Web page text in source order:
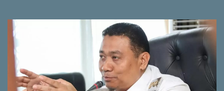
Soccer, Batu Belah, Kecamatan Kampar, Kamis (23/7/2026),
menjadi ajang mempererat silaturahmi sekaligus menjaga
kebugaran jasmani bagi Aparatur Sipil Negara (ASN) dan PPPK di
lingkungan Pemerintah Kabupaten Kampar. Sejak peluit awal
dibunyikan yang dipimpin wasit Profesional Salis tersebut, kedua
tim langsung menampilkan permainan atraktif. Saling